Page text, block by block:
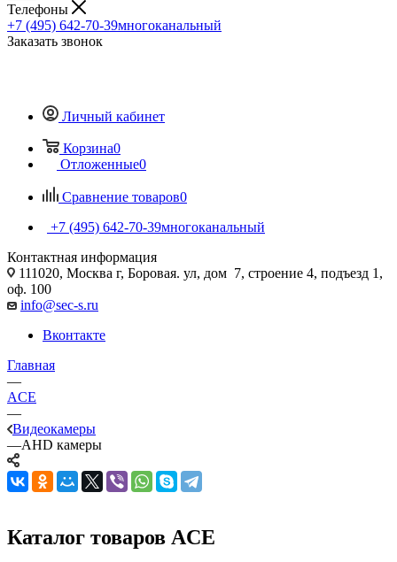
Телефоны
+7 (495) 642-70-39многоканальный
Заказать звонок
Личный кабинет
Корзина0
Отложенные0
Сравнение товаров0
+7 (495) 642-70-39многоканальный
Контактная информация
111020, Москва г, Боровая. ул, дом 7, строение 4, подъезд 1,
оф. 100
info@sec-s.ru
Вконтакте
Главная
—
ACE
—
Видеокамеры
—AHD камеры
Каталог товаров ACE